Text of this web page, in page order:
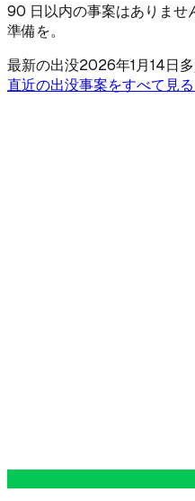
90 日以内の事案はありませ
準備を。
最新の出没2026年1月14日
直近の出没事案をすべて見